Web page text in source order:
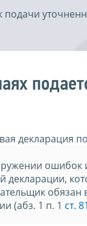
подачи
декларация
ошибок
декларации,
обязан
(абз. 1 п. 1 ст.